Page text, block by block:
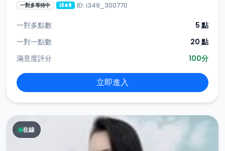
一對多等待中 i349 ID: i349_300770
一對多點數
5 點
一對一點數
20 點
滿意度評分
100分
立即進入
在線